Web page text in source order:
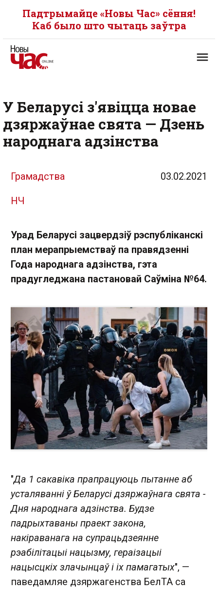
Падтрымайце «Новы Час» сёння!
Каб было што чытаць заўтра
У Беларусі з'явіцца новае
дзяржаўнае свята — Дзень
народнага адзінства
Грамадства 03.02.2021
НЧ
Урад Беларусі зацвердзіў рэспубліканскі
план мерапрыемстваў па правядзенні
Года народнага адзінства, гэта
прадугледжана пастановай Саўміна №64.
"Да 1 сакавіка прапрацуюць пытанне аб
усталяванні ў Беларусі дзяржаўнага свята -
Дня народнага адзінства. Будзе
падрыхтаваны праект закона,
накіраванага на супрацьдзеянне
рэабілітацыі нацызму, гераізацыі
нацысцкіх злачынцаў і іх памагатых", —
паведамляе дзяржагенства БелТА са